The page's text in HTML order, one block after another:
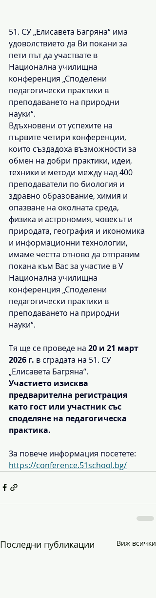
51. СУ „Елисавета Багряна“ има
удоволствието да Ви покани за
пети път да участвате в
Национална училищна
конференция „Споделени
педагогически практики в
преподаването на природни
науки“.
Вдъхновени от успехите на
първите четири конференции,
които създадоха възможности за
обмен на добри практики, идеи,
техники и методи между над 400
преподаватели по биология и
здравно образование, химия и
опазване на околната среда,
физика и астрономия, човекът и
природата, география и икономика
и информационни технологии,
имаме честта отново да отправим
покана към Вас за участие в V
Национална училищна
конференция „Споделени
педагогически практики в
преподаването на природни
науки“.
Тя ще се проведе на 20 и 21 март
2026 г. в сградата на 51. СУ
„Елисавета Багряна“.
Участието изисква
предварителна регистрация
като гост или участник със
споделяне на педагогическа
практика.
За повече информация посетете:
https://conference.51school.bg/
Последни публикации Виж всички